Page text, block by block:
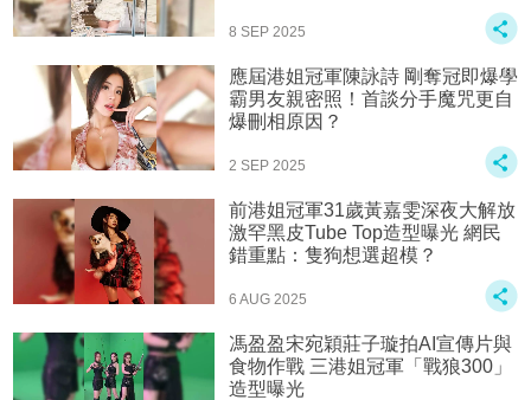
8 SEP 2025
應屆港姐冠軍陳詠詩 剛奪冠即爆學
霸男友親密照！首談分手魔咒更自
爆刪相原因？
2 SEP 2025
前港姐冠軍31歲黃嘉雯深夜大解放
激罕黑皮Tube Top造型曝光 網民
錯重點：隻狗想選超模？
6 AUG 2025
馮盈盈宋宛穎莊子璇拍AI宣傳片與
食物作戰 三港姐冠軍「戰狼300」
造型曝光